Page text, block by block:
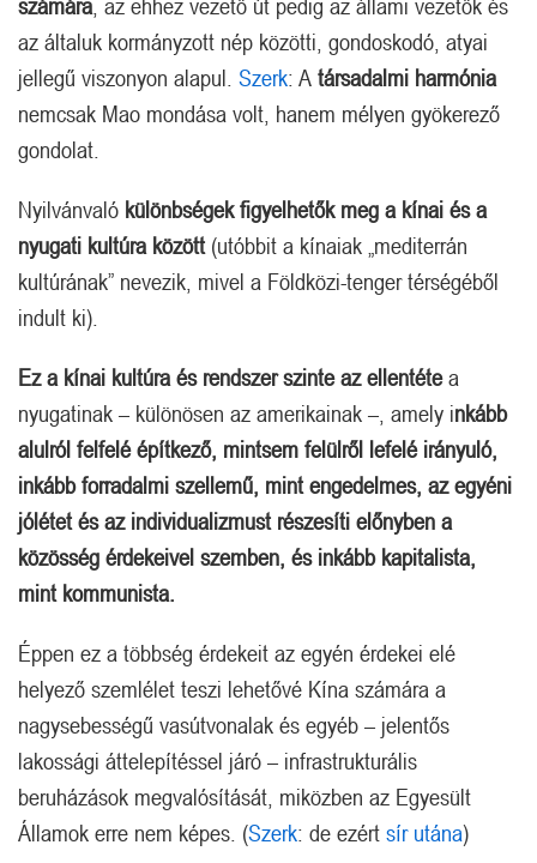
az általuk kormányzott nép közötti, gondoskodó, atyai
jellegű viszonyon alapul. Szerk: A társadalmi harmónia
nemcsak Mao mondása volt, hanem mélyen gyökerező
gondolat.
Nyilvánvaló különbségek figyelhetők meg a kínai és a
nyugati kultúra között (utóbbit a kínaiak „mediterrán
kultúrának” nevezik, mivel a Földközi-tenger térségéből
indult ki).
Ez a kínai kultúra és rendszer szinte az ellentétea
nyugatinak – különösen az amerikainak –, amely inkább
alulról felfelé építkező, mintsem felülről lefelé irányuló,
inkább forradalmi szellemű, mint engedelmes, az egyéni
jólétet és az individualizmust részesíti előnyben a
közösség érdekeivel szemben, és inkább kapitalista,
mint kommunista.
Éppen ez a többség érdekeit az egyén érdekei elé
helyező szemlélet teszi lehetővé Kína számára a
nagysebességű vasútvonalak és egyéb – jelentős
lakossági áttelepítéssel járó – infrastrukturális
beruházások megvalósítását, miközben az Egyesült
Államok erre nem képes. (Szerk: de ezért sír utána)